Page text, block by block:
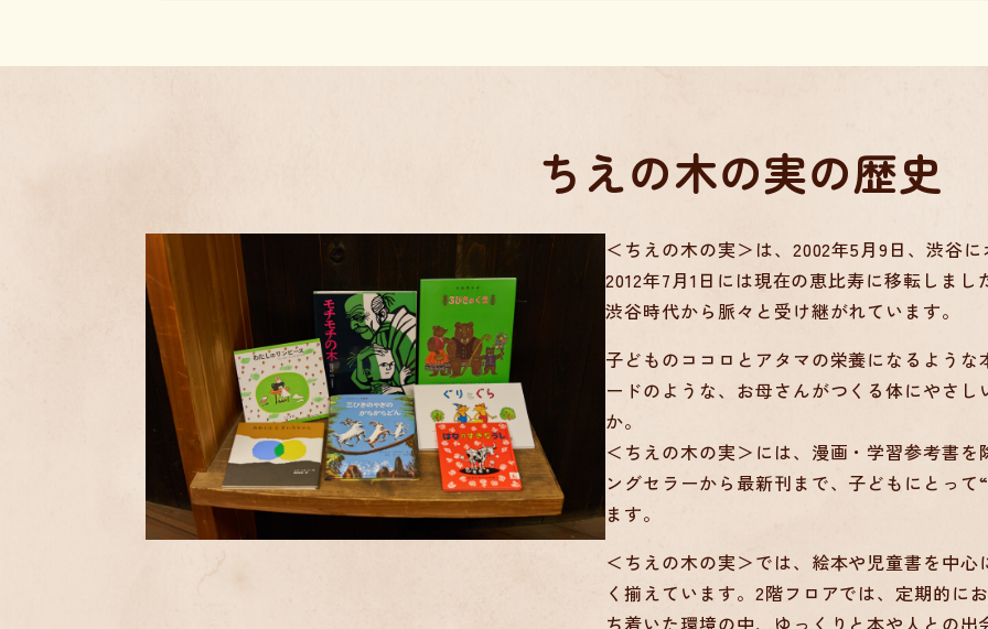
ちえの木の実の歴史
＜ちえの木の実＞は、2002年5月9日、渋谷
2012年7月1日には現在の恵比寿に移転しま
渋谷時代から脈々と受け継がれています。
子どものココロとアタマの栄養になるよう
ードのような、お母さんがつくる体にやさ
か。
＜ちえの木の実＞には、漫画・学習参考書
ングセラーから最新刊まで、子どもにとっ
ます。
＜ちえの木の実＞では、絵本や児童書を中
く揃えています。2階フロアでは、定期的に
ち着いた環境の中、ゆっくりと本や人との